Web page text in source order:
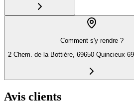
Comment s'y rendre ?
2 Chem. de la Bottière, 69650 Quincieux
Avis clients